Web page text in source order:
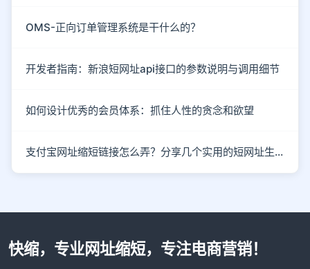
OMS-正向订单管理系统是干什么的？
开发者指南：新浪短网址api接口的参数说明与调用细节
如何设计优秀的会员体系：抓住人性的贪念和欲望
支付宝网址缩短链接怎么弄？分享几个实用的短网址生成技巧
快缩，专业网址缩短，专注电商营销！